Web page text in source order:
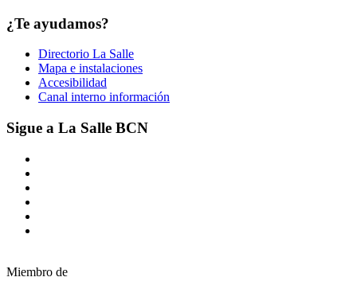
¿Te ayudamos?
Directorio La Salle
Mapa e instalaciones
Accesibilidad
Canal interno información
Sigue a La Salle BCN
Miembro de